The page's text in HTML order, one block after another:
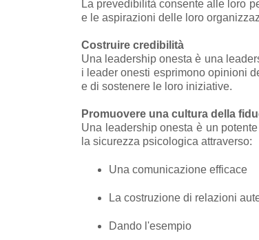
La prevedibilità consente alle loro
e le aspirazioni delle loro
Costruire credibilità
Una leadership onesta è una
i leader onesti esprimono opinioni
e di sostenere le loro iniziative.
Promuovere una cultura della
Una leadership onesta è un
la sicurezza psicologica attraverso:
Una comunicazione efficace
La costruzione di relazioni
Dando l'esempio